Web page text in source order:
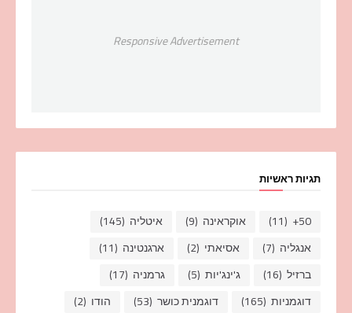
Responsive Advertisement
תגיות ראשיות
50+
(11) אוקראינה (9) איטליה (145)
אנגליה (7) אסיאתי (2) ארגנטינה (11)
ברזיל (16) ג'ינג'יות (5) גרמניה (17)
דוגמניות (165) דוגמנית כושר (53) הודו (2)